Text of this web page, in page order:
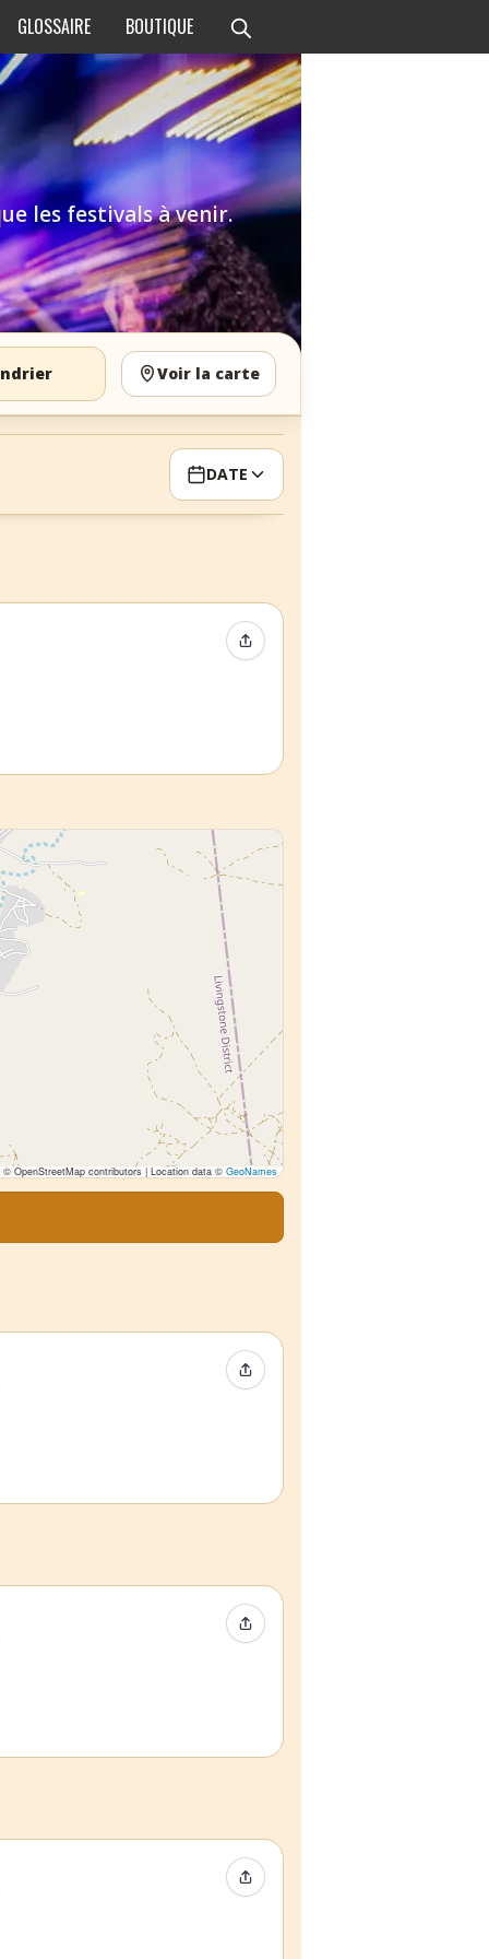
GLOSSAIRE BOUTIQUE
les festivals à venir.
Voir la carte
DATE
Partager l’événement
© OpenStreetMap contributors | Location data © GeoNames
Partager l’événement
Partager l’événement
Partager l’événement